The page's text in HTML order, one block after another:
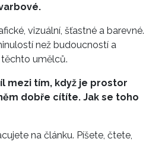
vizuální, šťastné a barevné.
než budoucností a
umělců.
mezi tím, když je prostor
dobře cítíte. Jak se toho
na článku. Píšete, čtete,